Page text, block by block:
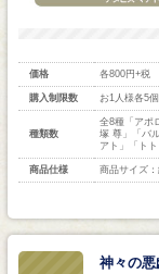
価格 各800円+税
購入制限数 お1人様各5
種類数
全8種「アポ
塚 尊」「バ
アト」「トト
商品仕様 商品サイズ
神々の悪